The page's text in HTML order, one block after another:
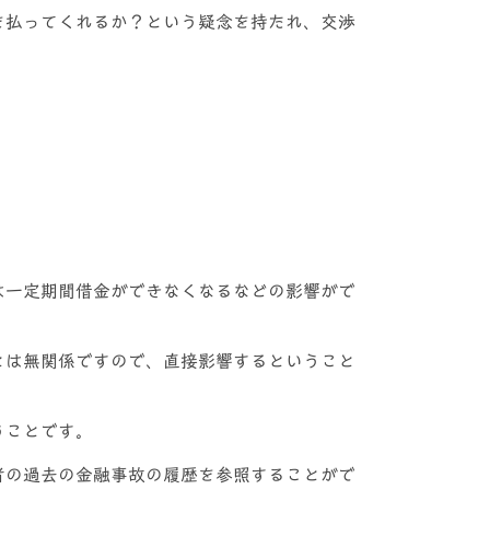
ってくれるか？という疑念を持たれ、交渉
定期間借金ができなくなるなどの影響がで
無関係ですので、直接影響するということ
とです。
過去の金融事故の履歴を参照することがで